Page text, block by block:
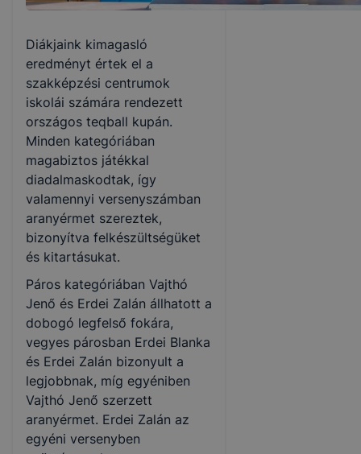
Diákjaink kimagasló
eredményt értek el a
szakképzési centrumok
iskolái számára rendezett
országos teqball kupán.
Minden kategóriában
magabiztos játékkal
diadalmaskodtak, így
valamennyi versenyszámban
aranyérmet szereztek,
bizonyítva felkészültségüket
és kitartásukat.
Páros kategóriában Vajthó
Jenő és Erdei Zalán állhatott a
dobogó legfelső fokára,
vegyes párosban Erdei Blanka
és Erdei Zalán bizonyult a
legjobbnak, míg egyéniben
Vajthó Jenő szerzett
aranyérmet. Erdei Zalán az
egyéni versenyben